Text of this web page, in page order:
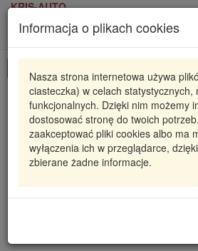
KRIS-AUTO
Informacja o plikach cookies
Nasza strona internetowa używa
ciasteczka) w celach statystycznych,
funkcjonalnych. Dzięki nim możemy
dostosować stronę do twoich
zaakceptować pliki cookies albo ma
wyłączenia ich w przeglądarce,
zbierane żadne informacje.
Karta produktu
316-00 CAFFARO
RC316-00ROLKA NAPINACZA
SEDAN (FD